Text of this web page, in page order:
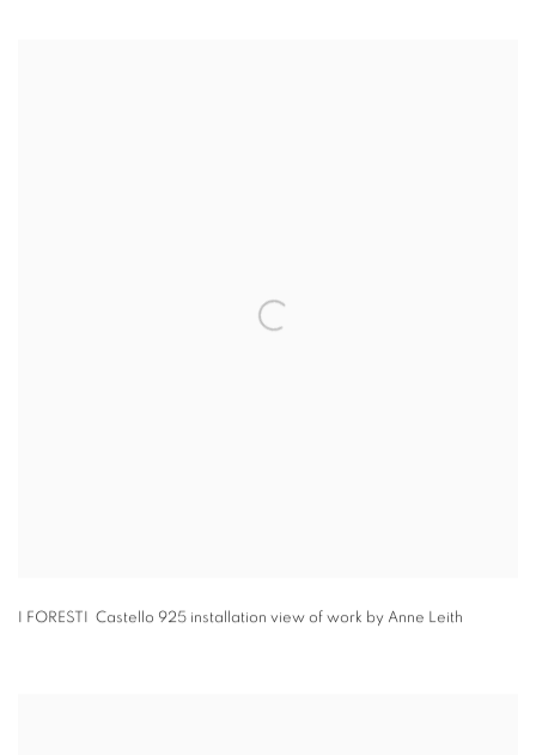
I FORESTI Castello 925 installation view of work by Anne Leith